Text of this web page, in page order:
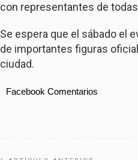
con representantes de
Se espera que el sábado el
de importantes figuras
ciudad.
Facebook Comentarios